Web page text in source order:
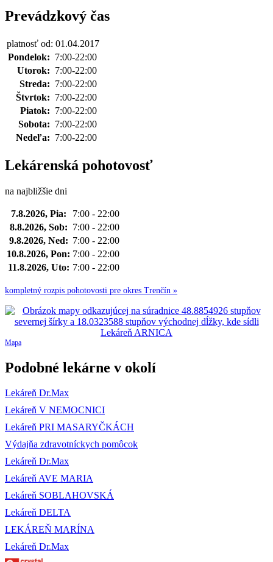
Prevádzkový čas
platnosť od: 01.04.2017
Pondelok: 7:00-22:00
Utorok: 7:00-22:00
Streda: 7:00-22:00
Štvrtok: 7:00-22:00
Piatok: 7:00-22:00
Sobota: 7:00-22:00
Nedeľa: 7:00-22:00
Lekárenská pohotovosť
na najbližšie dni
7.8.2026, Pia:
7:00 - 22:00
8.8.2026, Sob: 7:00 - 22:00
9.8.2026, Ned: 7:00 - 22:00
10.8.2026, Pon: 7:00 - 22:00
11.8.2026, Uto: 7:00 - 22:00
kompletný rozpis pohotovosti pre okres Trenčín »
Mapa
Podobné lekárne v okolí
Lekáreň Dr.Max
Lekáreň V NEMOCNICI
Lekáreň PRI MASARYČKÁCH
Výdajňa zdravotníckych pomôcok
Lekáreň Dr.Max
Lekáreň AVE MARIA
Lekáreň SOBLAHOVSKÁ
Lekáreň DELTA
LEKÁREŇ MARÍNA
Lekáreň Dr.Max